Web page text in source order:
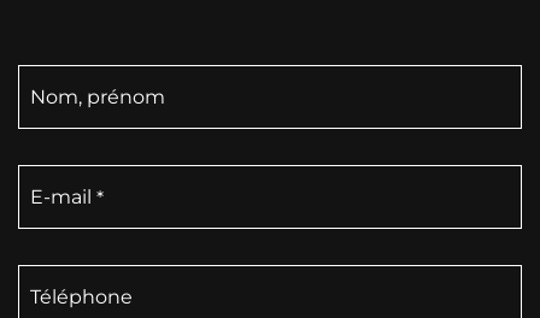
Nom, prénom
E-mail
Téléphone